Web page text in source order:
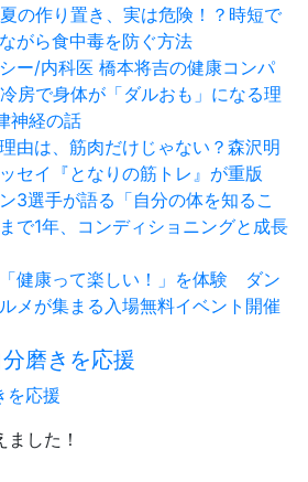
作り置き、実は危険！？時短で
がら食中毒を防ぐ方法
シー/内科医 橋本将吉の健康コンパ
で身体が「ダルおも」になる理
神経の話
由は、筋肉だけじゃない？森沢明
セイ『となりの筋トレ』が重版
3選手が語る「自分の体を知るこ
で1年、コンディショニングと成長
健康って楽しい！」を体験 ダン
メが集まる入場無料イベント開催
を応援
した！